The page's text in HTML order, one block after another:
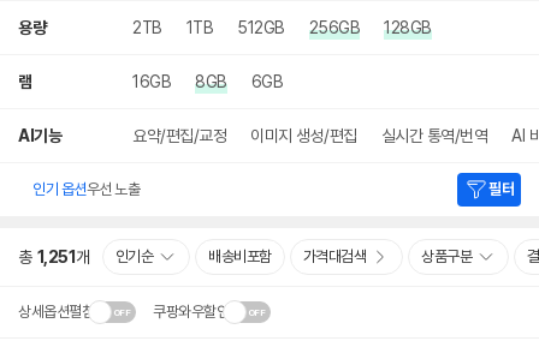
용량 2TB 1TB 512GB 256GB 128GB
램 16GB 8GB 6GB
AI기능 요약/편집/교정 이미지 생성/편집 실시간 통역/번역 AI
인기 옵션우선 노출 필터
총 1,251 개 인기순 배송비포함 가격대검색 상품구분
상세옵션펼침 쿠팡와우할인